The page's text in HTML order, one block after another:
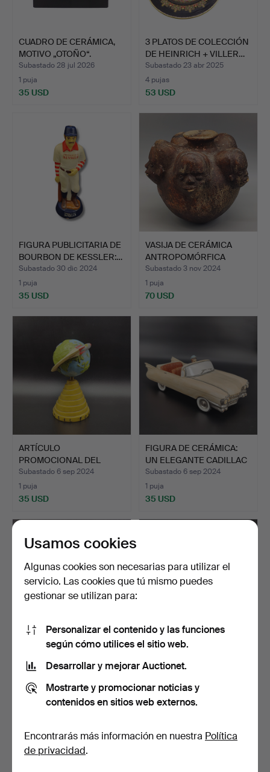
CUADRO DE CERÁMICA,
MOTIVO „OTOÑO“.
Subastado 28 jul 2026
1 puja
35 USD
3 PLATOS DE COLECCIÓN
DE HEINRICH + VILLER…
Subastado 23 abr 2025
4 pujas
53 USD
FIGURA PUBLICITARIA DE
BOURBON DE KESSLER:…
Subastado 30 dic 2024
1 puja
35 USD
VASIJA DE CERÁMICA
ANTROPOMÓRFICA
HECHA A …
Subastado 3 nov 2024
1 puja
70 USD
ARTÍCULO
PROMOCIONAL DEL
FOSSIL COLLECTORS…
Subastado 6 sep 2024
1 puja
35 USD
FIGURA DE CERÁMICA:
UN ELEGANTE CADILLAC
C…
Subastado 6 sep 2024
1 puja
35 USD
ARTÍCULO
PROMOCIONAL DEL CLUB
1 puja
35 USD
FIGURA PUBLICITARIA
ANTIGUA DE BOURBON:
1 puja
35 USD
Usamos cookies
Algunas cookies son necesarias para utilizar el
servicio. Las cookies que tú mismo puedes
gestionar se utilizan para:
Personalizar el contenido y las funciones
según cómo utilices el sitio web.
Desarrollar y mejorar Auctionet.
Mostrarte y promocionar noticias y
contenidos en sitios web externos.
Encontrarás más información en nuestra Política
de privacidad.